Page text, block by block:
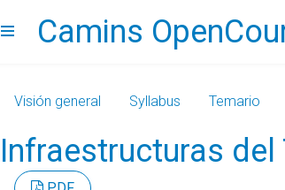
Show menuCamins
Visión general Syllabus Temario
Infraestructuras